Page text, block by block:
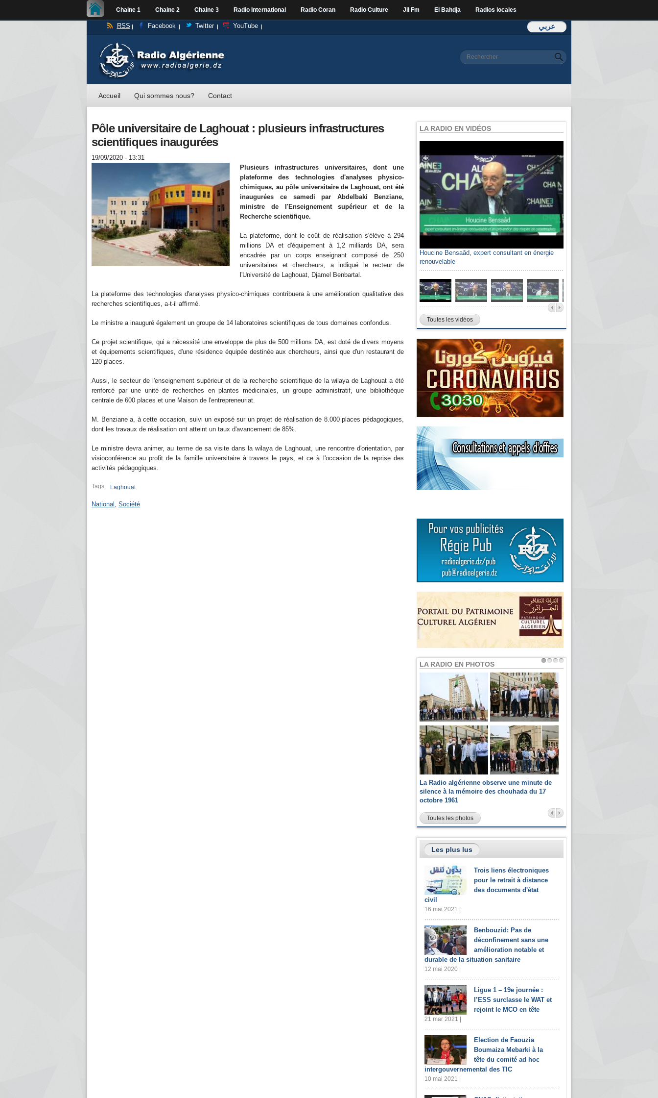
Chaine 1 Chaine 2 Chaine 3 Radio International Radio Coran Radio Culture Jil Fm El Bahdja Radios locales
عربي RSS Facebook Twitter YouTube
Formulaire de
Rechercher
Accueil Qui sommes nous? Contact
Pôle universitaire de Laghouat : plusieurs infrastructures
scientifiques inaugurées
19/09/2020 - 13:31
Plusieurs infrastructures universitaires, dont une
plateforme des technologies d'analyses physico-
chimiques, au pôle universitaire de Laghouat, ont été
inaugurées ce samedi par Abdelbaki Benziane,
ministre de l'Enseignement supérieur et de la
Recherche scientifique.
La plateforme, dont le coût de réalisation s'élève à 294
millions DA et d'équipement à 1,2 milliards DA, sera
encadrée par un corps enseignant composé de 250
universitaires et chercheurs, a indiqué le recteur de
l'Université de Laghouat, Djamel Benbartal.
La plateforme des technologies d'analyses physico-chimiques contribuera à une amélioration qualitative des
recherches scientifiques, a-t-il affirmé.
Le ministre a inauguré également un groupe de 14 laboratoires scientifiques de tous domaines confondus.
Ce projet scientifique, qui a nécessité une enveloppe de plus de 500 millions DA, est doté de divers moyens
et équipements scientifiques, d'une résidence équipée destinée aux chercheurs, ainsi que d'un restaurant de
120 places.
Aussi, le secteur de l'enseignement supérieur et de la recherche scientifique de la wilaya de Laghouat a été
renforcé par une unité de recherches en plantes médicinales, un groupe administratif, une bibliothèque
centrale de 600 places et une Maison de l'entrepreneuriat.
M. Benziane a, à cette occasion, suivi un exposé sur un projet de réalisation de 8.000 places pédagogiques,
dont les travaux de réalisation ont atteint un taux d'avancement de 85%.
Le ministre devra animer, au terme de sa visite dans la wilaya de Laghouat, une rencontre d'orientation, par
visioconférence au profit de la famille universitaire à travers le pays, et ce à l'occasion de la reprise des
activités pédagogiques.
Tags: Laghouat
National , Société
LA RADIO EN VIDÉOS
Houcine Bensaâd, expert consultant en énergie
renouvelable
Toutes les vidéos
LA RADIO EN PHOTOS
La Radio algérienne observe une minute de
silence à la mémoire des chouhada du 17
octobre 1961
Toutes les photos
Les plus lus
Trois liens électroniques
pour le retrait à distance
des documents d'état
civil
16 mai 2021 |
Benbouzid: Pas de
déconfinement sans une
amélioration notable et
durable de la situation sanitaire
12 mai 2020 |
Ligue 1 – 19e journée :
l’ESS surclasse le WAT et
rejoint le MCO en tête
21 mar 2021 |
Election de Faouzia
Boumaiza Mebarki à la
tête du comité ad hoc
intergouvernemental des TIC
10 mai 2021 |